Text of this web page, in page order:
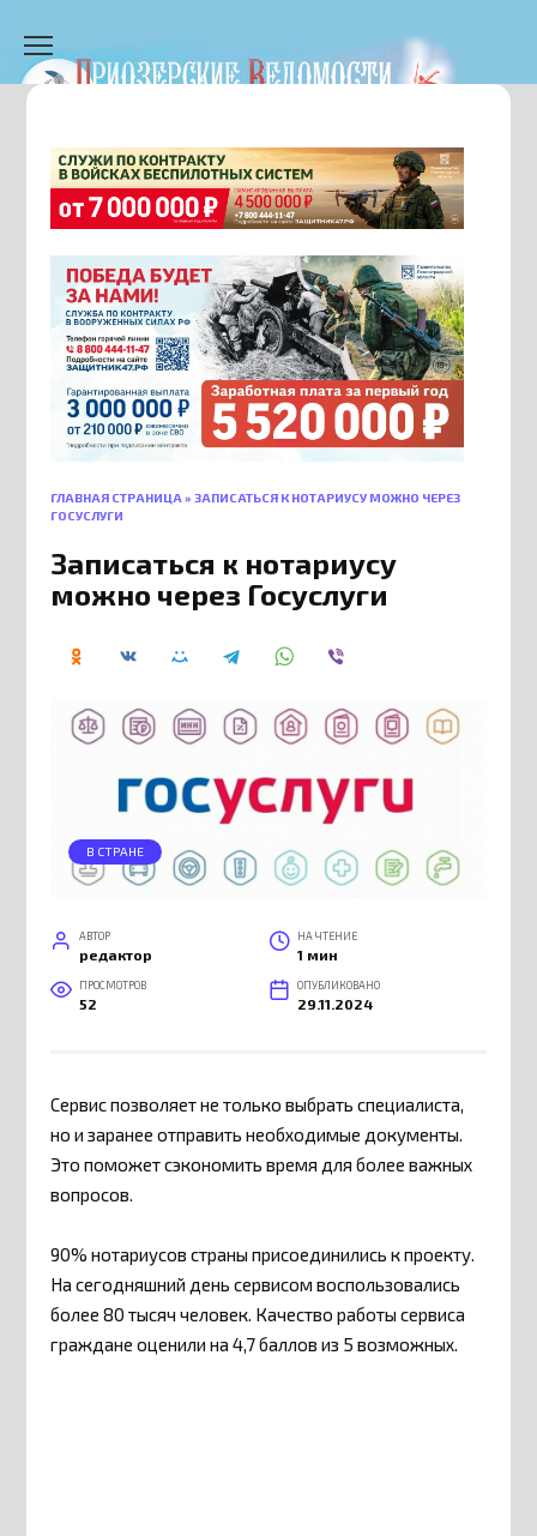
содержанию
ГЛАВНАЯ СТРАНИЦА »ЗАПИСАТЬСЯ К НОТАРИУСУ МОЖНО ЧЕРЕЗ
ГОСУСЛУГИ
Записаться к нотариусу
можно через Госуслуги
В СТРАНЕ
АВТОР
редактор
НА ЧТЕНИЕ
1 мин
ПРОСМОТРОВ
52
ОПУБЛИКОВАНО
29.11.2024
Сервис позволяет не только выбрать специалиста,
но и заранее отправить необходимые документы.
Это поможет сэкономить время для более важных
вопросов.
90% нотариусов страны присоединились к проекту.
На сегодняшний день сервисом воспользовались
более 80 тысяч человек. Качество работы сервиса
граждане оценили на 4,7 баллов из 5 возможных.